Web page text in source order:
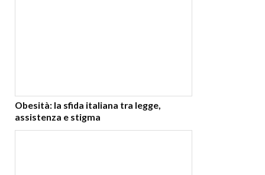
Obesità: la sfida italiana tra legge,
assistenza e stigma